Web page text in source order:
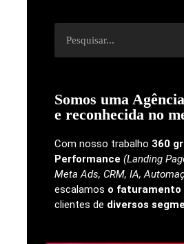
Somos uma Agência
e reconhecidano
Com nosso trabalho 360
Performance (Landing
Meta Ads, CRM, IA,
escalamos o faturamento
clientes de diversos